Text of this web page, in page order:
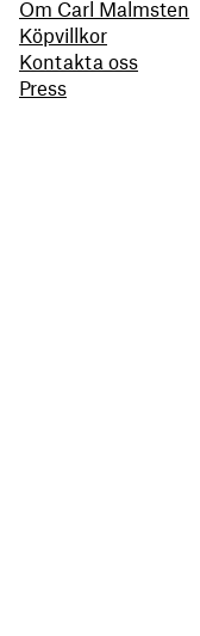
Om Carl Malmsten
Köpvillkor
Kontakta oss
Press